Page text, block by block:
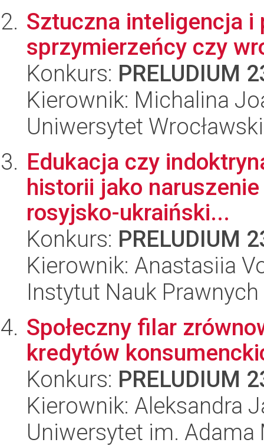
Sztuczna inteligencja i
sprzymierzeńcy czy
Konkurs: PRELUDIUM
Kierownik: Michalina
Uniwersytet Wrocławski
Edukacja czy
historii jako
rosyjsko-ukraiński...
Konkurs: PRELUDIUM
Kierownik: Anastasiia
Instytut Nauk Prawnych
Społeczny filar
kredytów
Konkurs: PRELUDIUM
Kierownik: Aleksandra
Uniwersytet im.